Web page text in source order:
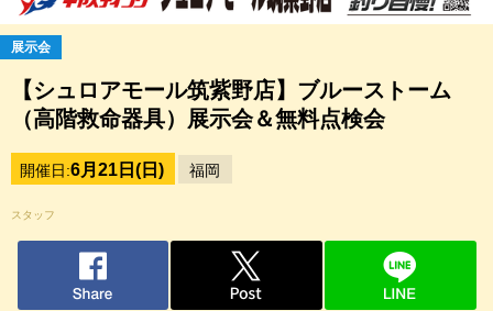
展示会
【シュロアモール筑紫野店】ブルーストーム
（高階救命器具）展示会＆無料点検会
開催日:6月21日(日) 福岡
スタッフ